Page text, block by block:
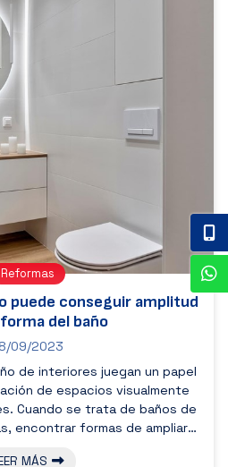
puede conseguir amplitud
del baño
09/2023
Reformas
de interiores juegan un papel
de espacios visualmente
Cuando se trata de baños de
encontrar formas de ampliar
MÁS